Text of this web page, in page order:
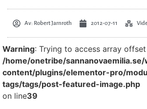
Av: Robert Jarnroth 2012-07-11
Warning: Trying to access array
/home/onetribe/
content/plugins/elementor-pro/
tags/tags/post-featured-image.php
on line39